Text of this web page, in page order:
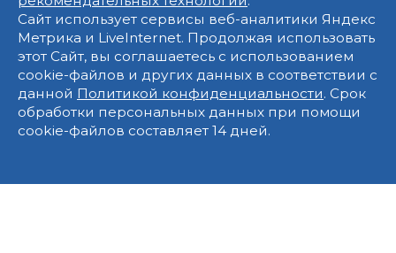
Сайт использует сервисы веб-аналитики Яндекс
Метрика и LiveInternet. Продолжая использовать
этот Сайт, вы соглашаетесь с использованием
cookie-файлов и других данных в соответствии с
данной Политикой конфиденциальности. Срок
обработки персональных данных при помощи
cookie-файлов составляет 14 дней.